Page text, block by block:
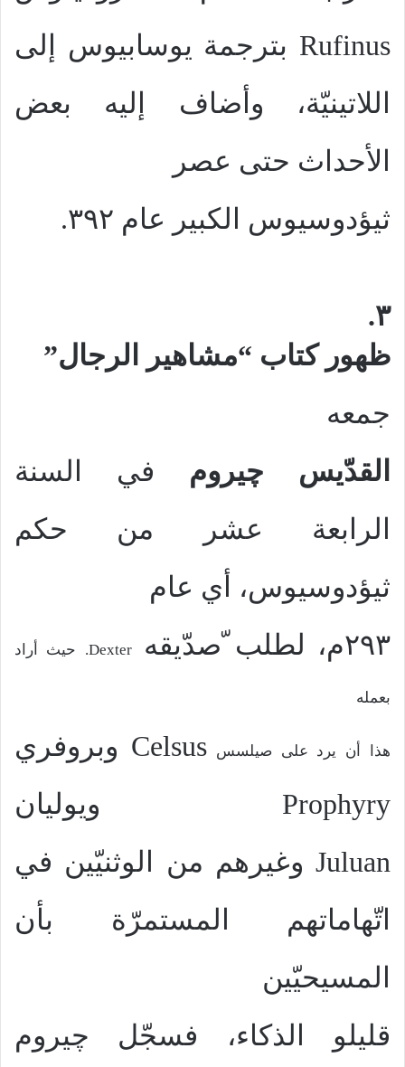
Rufinus بترجمة يوسابيوس إلى
اللاتينيّة، وأضاف إليه بعض
الأحداث حتى عصر
ثيؤدوسيوس الكبير عام ٣٩٢.
٣.
ظهور كتاب “مشاهير الرجال”
جمعه
القدّيس چيروم في السنة
الرابعة عشر من حكم
ثيؤدوسيوس، أي عام
٢٩٣م، لطلب ّصدّيقه
Dexter. حيث أراد
بعمله
هذا أن يرد على صيلسسCelsus وبروفري
Prophyry ويوليان
Juluan وغيرهم من الوثنيّين في
اتّهاماتهم المستمرّة بأن
المسيحيّين
قليلو الذكاء، فسجّل چيروم